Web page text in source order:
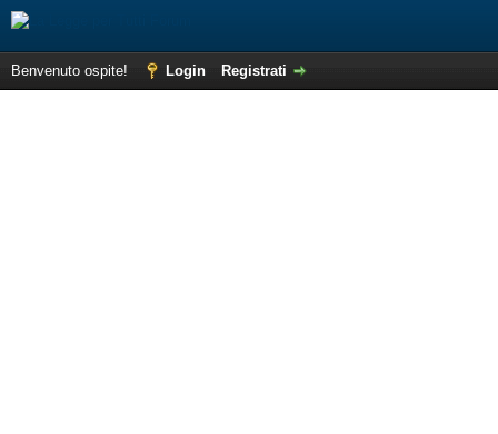
Benvenuto ospite! Login Registrati